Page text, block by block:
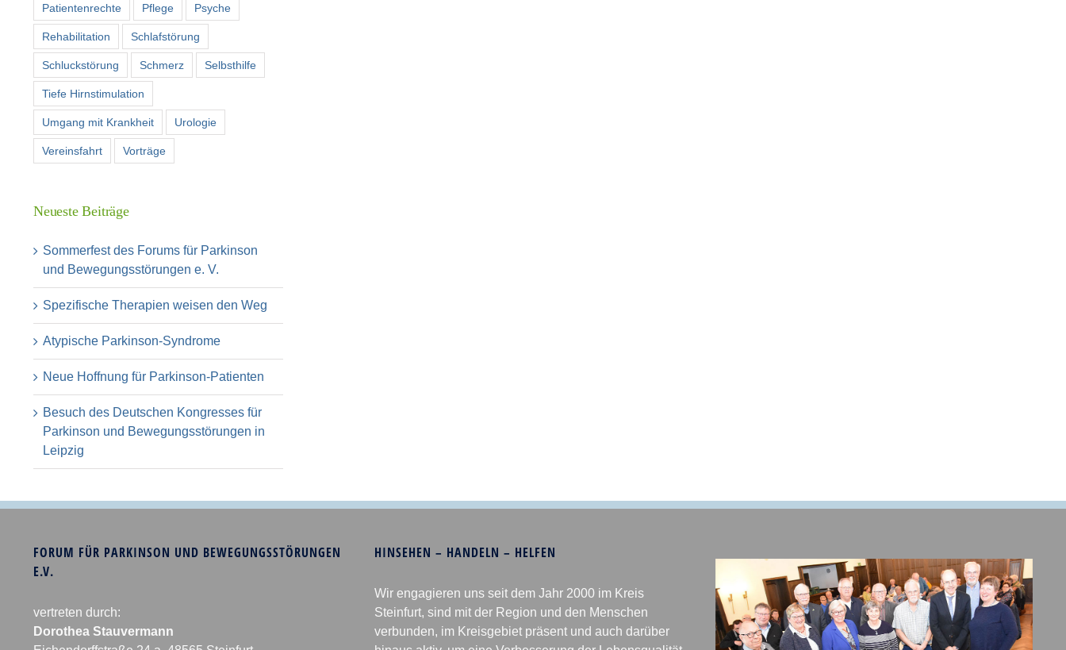
Patientenrechte Pflege Psyche
Rehabilitation Schlafstörung
Schluckstörung Schmerz Selbsthilfe
Tiefe Hirnstimulation
Umgang mit Krankheit Urologie
Vereinsfahrt Vorträge
Neueste Beiträge
Sommerfest des Forums für Parkinson
und Bewegungsstörungen e. V.
Spezifische Therapien weisen den Weg
Atypische Parkinson-Syndrome
Neue Hoffnung für Parkinson-Patienten
Besuch des Deutschen Kongresses für
Parkinson und Bewegungsstörungen in
Leipzig
FORUM FÜR PARKINSON UND BEWEGUNGSSTÖRUNGEN
E.V.
vertreten durch:
Dorothea Stauvermann
HINSEHEN – HANDELN – HELFEN
Wir engagieren uns seit dem Jahr 2000 im Kreis
Steinfurt, sind mit der Region und den Menschen
verbunden, im Kreisgebiet präsent und auch darüber